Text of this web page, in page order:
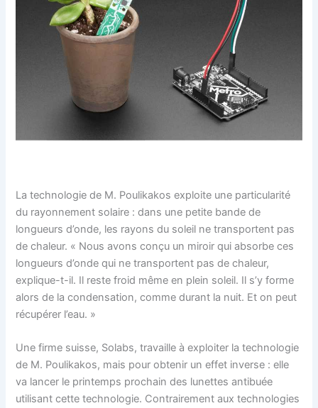
La technologie de M. Poulikakos exploite une particularité
du rayonnement solaire : dans une petite bande de
longueurs d’onde, les rayons du soleil ne transportent pas
de chaleur. « Nous avons conçu un miroir qui absorbe ces
longueurs d’onde qui ne transportent pas de chaleur,
explique-t-il. Il reste froid même en plein soleil. Il s’y forme
alors de la condensation, comme durant la nuit. Et on peut
récupérer l’eau. »
Une firme suisse, Solabs, travaille à exploiter la technologie
de M. Poulikakos, mais pour obtenir un effet inverse : elle
va lancer le printemps prochain des lunettes antibuée
utilisant cette technologie. Contrairement aux technologies